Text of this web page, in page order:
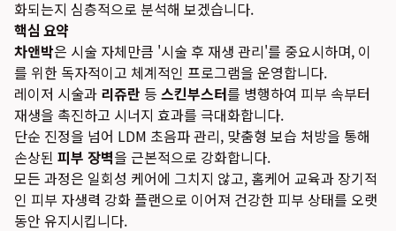
화되는지 심층적으로 분석해 보겠습니다.
핵심 요약
차앤박은 시술 자체만큼 '시술 후 재생 관리'를 중요시하며, 이
를 위한 독자적이고 체계적인 프로그램을 운영합니다.
레이저 시술과 리쥬란 등 스킨부스터를 병행하여 피부 속부터
재생을 촉진하고 시너지 효과를 극대화합니다.
단순 진정을 넘어 LDM 초음파 관리, 맞춤형 보습 처방을 통해
손상된 피부 장벽을 근본적으로 강화합니다.
모든 과정은 일회성 케어에 그치지 않고, 홈케어 교육과 장기적
인 피부 자생력 강화 플랜으로 이어져 건강한 피부 상태를 오랫
동안 유지시킵니다.